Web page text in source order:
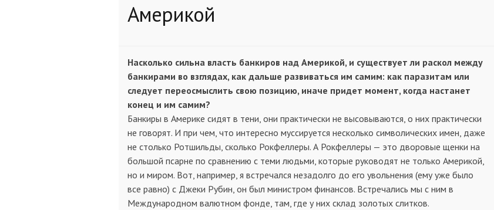
Америкой
Насколько сильна власть банкиров над Америкой, и существует ли раскол между
банкирами во взглядах, как дальше развиваться им самим: как паразитам или
следует переосмыслить свою позицию, иначе придет момент, когда настанет
конец и им самим?
Банкиры в Америке сидят в тени, они практически не высовываются, о них практически
не говорят. И при чем, что интересно муссируется несколько символических имен, даже
не столько Ротшильды, сколько Рокфеллеры. А Рокфеллеры — это дворовые щенки на
большой псарне по сравнению с теми людьми, которые руководят не только Америкой,
но и миром. Вот, например, я встречался незадолго до его увольнения (ему уже было
все равно) с Джеки Рубин, он был министром финансов. Встречались мы с ним в
Международном валютном фонде, там, где у них склад золотых слитков.